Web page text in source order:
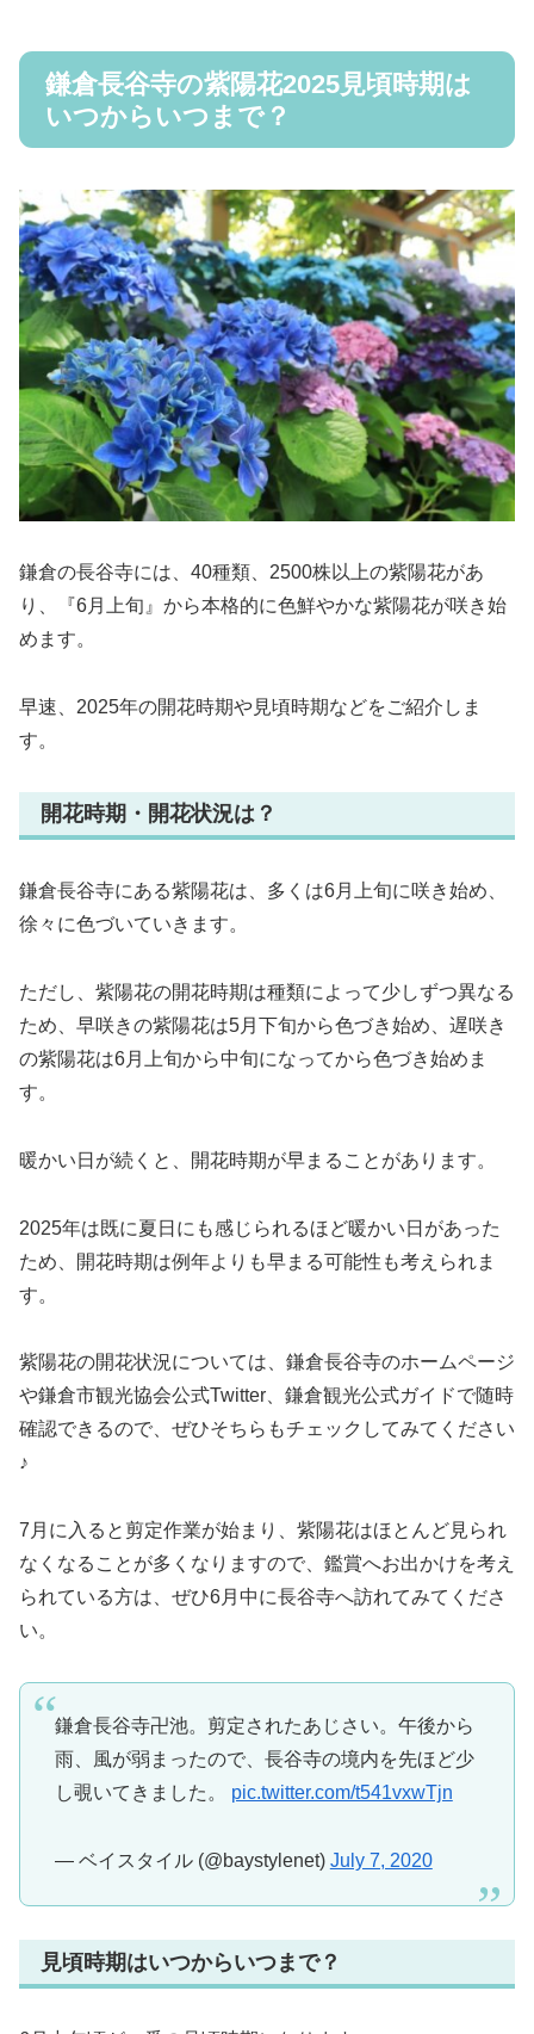
鎌倉長谷寺の紫陽花2025見頃時期は
いつからいつまで？
鎌倉の長谷寺には、40種類、2500株以上の紫陽花があ
り、『6月上旬』から本格的に色鮮やかな紫陽花が咲き始
めます。
早速、2025年の開花時期や見頃時期などをご紹介しま
す。
開花時期・開花状況は？
鎌倉長谷寺にある紫陽花は、多くは6月上旬に咲き始め、
徐々に色づいていきます。
ただし、紫陽花の開花時期は種類によって少しずつ異なる
ため、早咲きの紫陽花は5月下旬から色づき始め、遅咲き
の紫陽花は6月上旬から中旬になってから色づき始めま
す。
暖かい日が続くと、開花時期が早まることがあります。
2025年は既に夏日にも感じられるほど暖かい日があった
ため、開花時期は例年よりも早まる可能性も考えられま
す。
紫陽花の開花状況については、鎌倉長谷寺のホームページ
や鎌倉市観光協会公式Twitter、鎌倉観光公式ガイドで随時
確認できるので、ぜひそちらもチェックしてみてください
♪
7月に入ると剪定作業が始まり、紫陽花はほとんど見られ
なくなることが多くなりますので、鑑賞へお出かけを考え
られている方は、ぜひ6月中に長谷寺へ訪れてみてくださ
い。
鎌倉長谷寺卍池。剪定されたあじさい。午後から
雨、風が弱まったので、長谷寺の境内を先ほど少
し覗いてきました。 pic.twitter.com/t541vxwTjn
— ベイスタイル (@baystylenet) July 7, 2020
見頃時期はいつからいつまで？